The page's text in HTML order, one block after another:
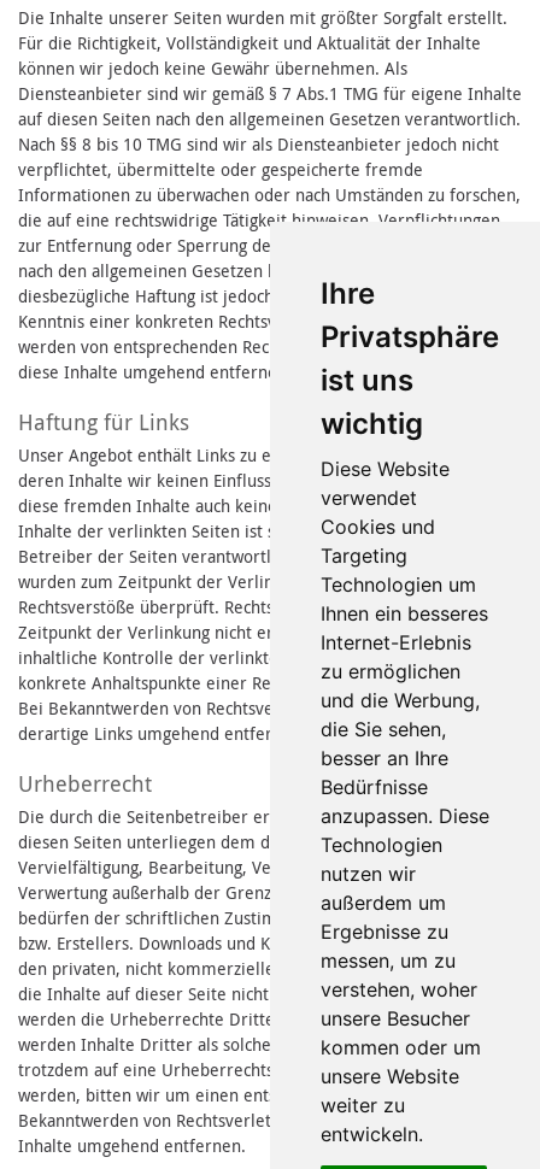
Ihre
Privatsphäre
ist uns
wichtig
Diese Website
verwendet
Cookies und
Targeting
Technologien um
Ihnen ein besseres
Internet-Erlebnis
zu ermöglichen
und die Werbung,
die Sie sehen,
besser an Ihre
Bedürfnisse
anzupassen. Diese
Technologien
nutzen wir
außerdem um
Ergebnisse zu
messen, um zu
verstehen, woher
unsere Besucher
kommen oder um
unsere Website
weiter zu
entwickeln.
Die Inhalte unserer Seiten wurden mit größter Sorgfalt erstellt.
Für die Richtigkeit, Vollständigkeit und Aktualität der Inhalte
können wir jedoch keine Gewähr übernehmen. Als
Diensteanbieter sind wir gemäß § 7 Abs.1 TMG für eigene Inhalte
auf diesen Seiten nach den allgemeinen Gesetzen verantwortlich.
Nach §§ 8 bis 10 TMG sind wir als Diensteanbieter jedoch nicht
verpflichtet, übermittelte oder gespeicherte fremde
Informationen zu überwachen oder nach Umständen zu forschen,
die auf eine rechtswidrige Tätigkeit hinweisen. Verpflichtungen
zur Entfernung oder Sperrung der Nutzung von Informationen
nach den allgemeinen Gesetzen bleiben hiervon unberührt. Eine
diesbezügliche Haftung ist jedoch erst ab dem Zeitpunkt der
Kenntnis einer konkreten Rechtsverletzung möglich. Bei bekannt
werden von entsprechenden Rechtsverletzungen werden wir
diese Inhalte umgehend entfernen.
Haftung für Links
Unser Angebot enthält Links zu externen Webseiten Dritter, auf
deren Inhalte wir keinen Einfluss haben. Deshalb können wir für
diese fremden Inhalte auch keine Gewähr übernehmen. Für die
Inhalte der verlinkten Seiten ist stets der jeweilige Anbieter oder
Betreiber der Seiten verantwortlich. Die verlinkten Seiten
wurden zum Zeitpunkt der Verlinkung auf mögliche
Rechtsverstöße überprüft. Rechtswidrige Inhalte waren zum
Zeitpunkt der Verlinkung nicht erkennbar. Eine permanente
inhaltliche Kontrolle der verlinkten Seiten ist jedoch ohne
konkrete Anhaltspunkte einer Rechtsverletzung nicht zumutbar.
Bei Bekanntwerden von Rechtsverletzungen werden wir
derartige Links umgehend entfernen.
Urheberrecht
Die durch die Seitenbetreiber erstellten Inhalte und Werke auf
diesen Seiten unterliegen dem deutschen Urheberrecht. Die
Vervielfältigung, Bearbeitung, Verbreitung und jede Art der
Verwertung außerhalb der Grenzen des Urheberrechtes
bedürfen der schriftlichen Zustimmung des jeweiligen Autors
bzw. Erstellers. Downloads und Kopien dieser Seite sind nur für
den privaten, nicht kommerziellen Gebrauch gestattet. Soweit
die Inhalte auf dieser Seite nicht vom Betreiber erstellt wurden,
werden die Urheberrechte Dritter beachtet. Insbesondere
werden Inhalte Dritter als solche gekennzeichnet. Sollten Sie
trotzdem auf eine Urheberrechtsverletzung aufmerksam
werden, bitten wir um einen entsprechenden Hinweis. Bei
Bekanntwerden von Rechtsverletzungen werden wir derartige
Inhalte umgehend entfernen.